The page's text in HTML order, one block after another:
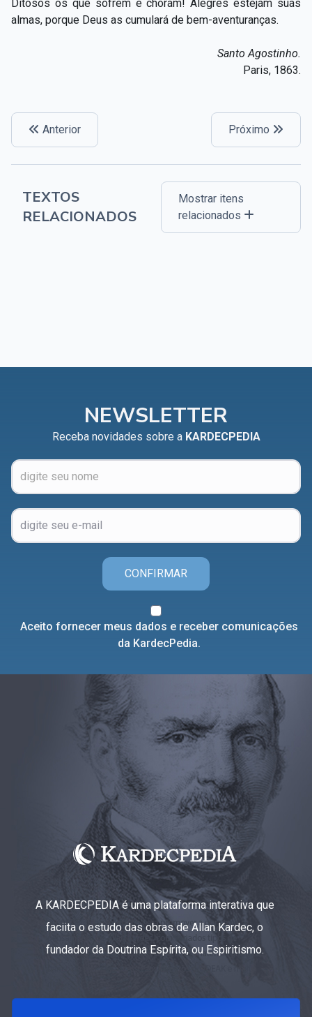
Ditosos os que sofrem e choram! Alegres estejam suas
almas, porque Deus as cumulará de bem-aventuranças.
Santo Agostinho.
Paris, 1863.
Anterior Próximo
TEXTOS
RELACIONADOS
Mostrar itens
relacionados
NEWSLETTER
Receba novidades sobre a KARDECPEDIA
CONFIRMAR
Aceito fornecer meus dados e receber comunicações
da KardecPedia.
A KARDECPEDIA é uma plataforma interativa que
faciita o estudo das obras de Allan Kardec, o
fundador da Doutrina Espírita, ou Espiritismo.